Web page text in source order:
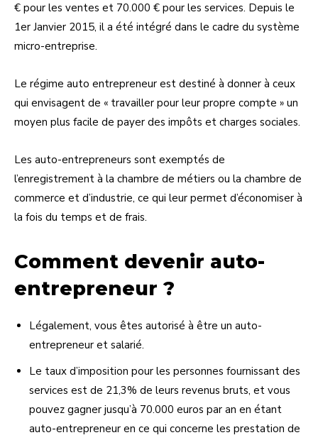
€ pour les ventes et 70.000 € pour les services. Depuis le
1er Janvier 2015, il a été intégré dans le cadre du système
micro-entreprise.
Le régime auto entrepreneur est destiné à donner à ceux
qui envisagent de « travailler pour leur propre compte » un
moyen plus facile de payer des impôts et charges sociales.
Les auto-entrepreneurs sont exemptés de
l’enregistrement à la chambre de métiers ou la chambre de
commerce et d’industrie, ce qui leur permet d’économiser à
la fois du temps et de frais.
Comment devenir auto-
entrepreneur ?
Légalement, vous êtes autorisé à être un auto-
entrepreneur et salarié.
Le taux d’imposition pour les personnes fournissant des
services est de 21,3% de leurs revenus bruts, et vous
pouvez gagner jusqu’à 70.000 euros par an en étant
auto-entrepreneur en ce qui concerne les prestation de